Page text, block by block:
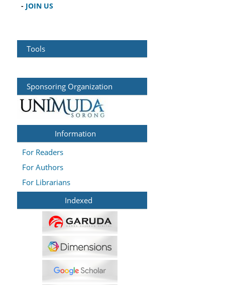
- JOIN US
Tools
Sponsoring Organization
Information
For Readers
For Authors
For Librarians
Indexed